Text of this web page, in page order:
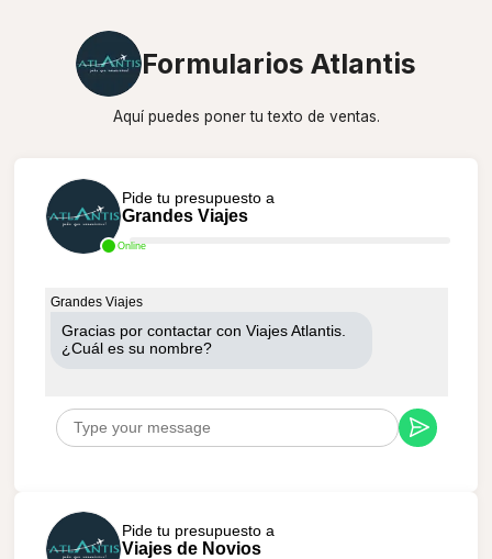
Formularios Atlantis
Aquí puedes poner tu texto de ventas.
Online
Pide tu presupuesto a
Grandes Viajes
Grandes Viajes
Gracias por contactar con Viajes Atlantis.
¿Cuál es su nombre?
Pide tu presupuesto a
Viajes de Novios